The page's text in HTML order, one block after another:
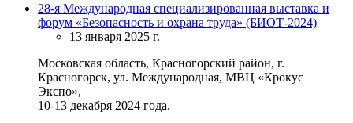
28-я Международная специализированная выставка и
форум «Безопасность и охрана труда» (БИОТ-2024)
13 января 2025 г.
Московская область, Красногорский район, г.
Красногорск, ул. Международная, МВЦ «Крокус
Экспо»,
10-13 декабря 2024 года.